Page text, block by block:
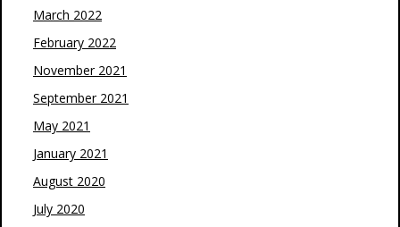
March 2022
February 2022
November 2021
September 2021
May 2021
January 2021
August 2020
July 2020